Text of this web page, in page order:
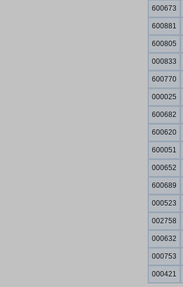
600673
600881
600805
000833
600770
000025
600682
600620
600051
000652
600689
000523
002758
000632
000753
000421